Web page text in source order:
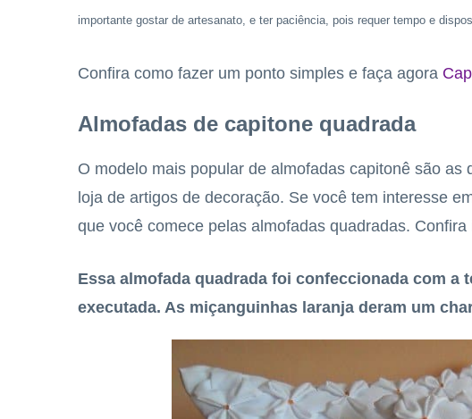
importante gostar de artesanato, e ter paciência, pois requer tempo e
Confira como fazer um ponto simples e faça agora
Almofadas de capitone quadrada
O modelo mais popular de almofadas capitonê são
loja de artigos de decoração. Se você tem interesse
que você comece pelas almofadas quadradas.
Essa almofada quadrada foi confeccionada com a
executada. As miçanguinhas laranja deram um